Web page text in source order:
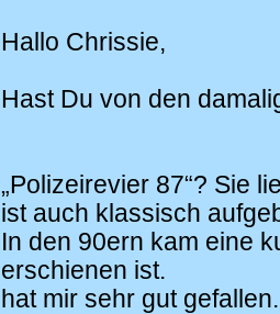
Hallo Chrissie,
Hast Du von den
„Polizeirevier 87“? Sie
ist auch klassisch
In den 90ern kam eine
erschienen ist.
hat mir sehr gut gefallen.